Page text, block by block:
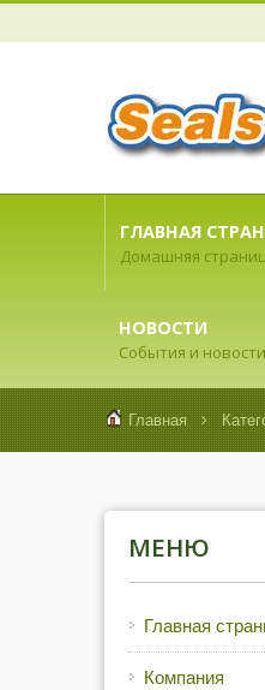
ГЛАВНАЯ
Домашняя
НОВОСТИ
События и новости
Главная
МЕНЮ
Главная
Компания